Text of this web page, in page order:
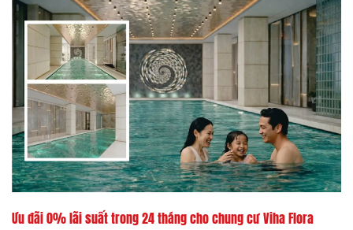
Ưu đãi 0% lãi suất trong 24 tháng cho chung cư Viha Flora